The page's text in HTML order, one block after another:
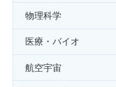
物理科学
医療・バイオ
航空宇宙